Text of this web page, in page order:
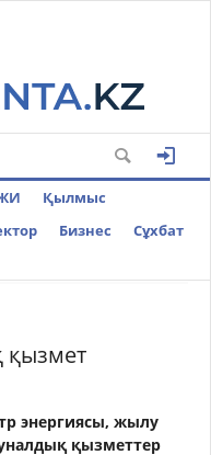
Қылмыс
Бизнес
Cұхбат
қызмет
энергиясы, жылу
қызметтер